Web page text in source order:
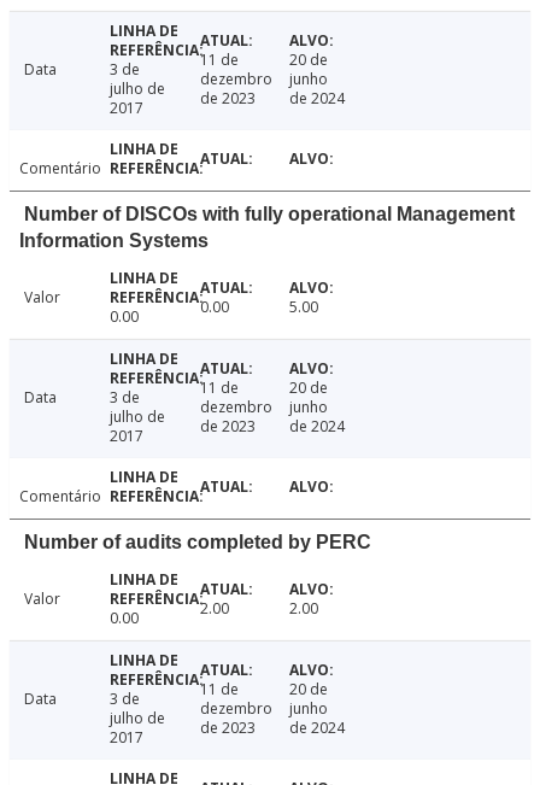
Data
3 de
julho de
2017
11 de
dezembro
de 2023
20 de
junho
de 2024
Comentário
Number of DISCOs with fully operational Management
Information Systems
Valor
0.00
0.00 5.00
Data
3 de
julho de
2017
11 de
dezembro
de 2023
20 de
junho
de 2024
Comentário
Number of audits completed by PERC
Valor
0.00
2.00 2.00
Data
3 de
julho de
2017
11 de
dezembro
de 2023
20 de
junho
de 2024